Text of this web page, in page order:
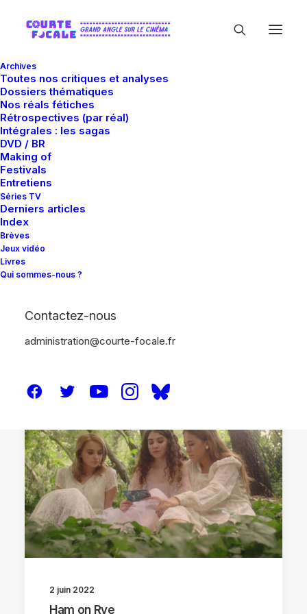
Archives
Toutes nos critiques et analyses
Dossiers thématiques
Nos réals fétiches
Rétrospectives (par réal)
Intégrales : les sagas
DVD / BR
Making of
Festivals
Entretiens
Séries TV
Derniers articles
Index
Brèves
Jeux vidéo
Livres
Qui sommes-nous ?
Contactez-nous
administration@courte-focale.fr
2 juin 2022
Ham on Rye